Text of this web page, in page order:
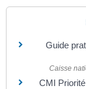
Guide
Caisse
CMI